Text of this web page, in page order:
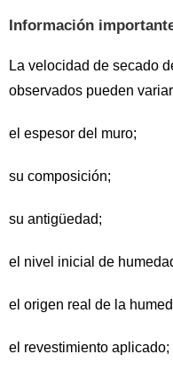
Información
La velocidad de secado
observados pueden
el espesor del muro;
su composición;
su antigüedad;
el nivel inicial de
el origen real de la
el revestimiento aplicado;